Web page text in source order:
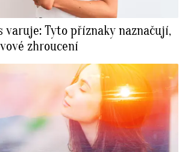
varuje: Tyto příznaky naznačují,
zhroucení